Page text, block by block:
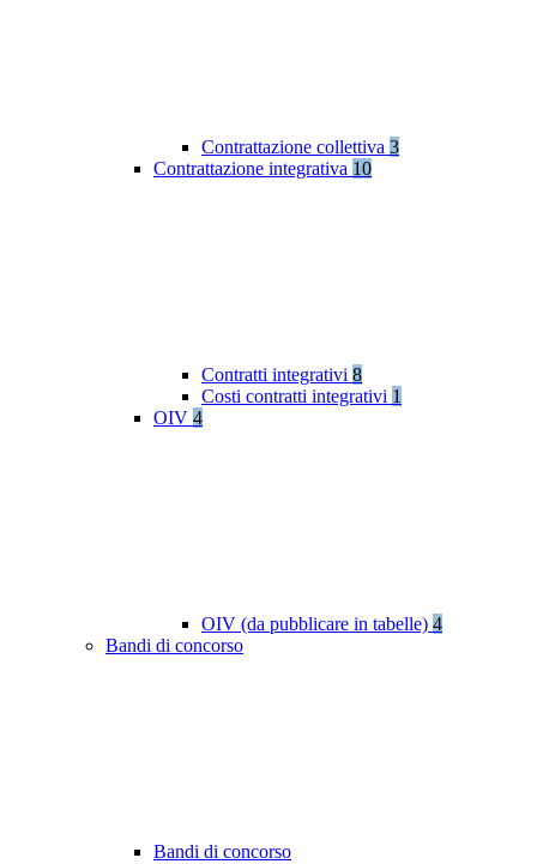
Contrattazione collettiva 3
Contrattazione integrativa 10
Contratti integrativi 8
Costi contratti integrativi 1
OIV 4
OIV (da pubblicare in tabelle) 4
Bandi di concorso
Bandi di concorso